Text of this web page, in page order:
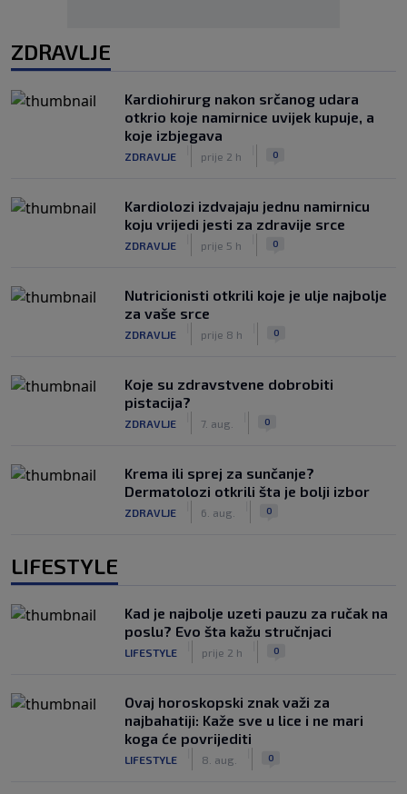
ZDRAVLJE
Kardiohirurg nakon srčanog udara
otkrio koje namirnice uvijek kupuje, a
koje izbjegava
ZDRAVLJE prije 2 h 0
Kardiolozi izdvajaju jednu namirnicu
koju vrijedi jesti za zdravije srce
ZDRAVLJE prije 5 h 0
Nutricionisti otkrili koje je ulje najbolje
za vaše srce
ZDRAVLJE prije 8 h 0
Koje su zdravstvene dobrobiti
pistacija?
ZDRAVLJE 7. aug. 0
Krema ili sprej za sunčanje?
Dermatolozi otkrili šta je bolji izbor
ZDRAVLJE 6. aug. 0
LIFESTYLE
Kad je najbolje uzeti pauzu za ručak na
poslu? Evo šta kažu stručnjaci
LIFESTYLE prije 2 h 0
Ovaj horoskopski znak važi za
najbahatiji: Kaže sve u lice i ne mari
koga će povrijediti
LIFESTYLE 8. aug. 0